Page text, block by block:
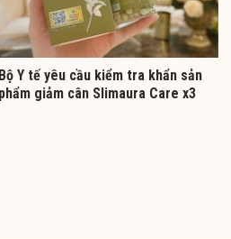
Bộ Y tế yêu cầu kiểm tra khẩn sản
phẩm giảm cân Slimaura Care x3